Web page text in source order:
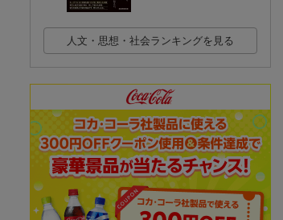
人文・思想・社会ランキングを見る